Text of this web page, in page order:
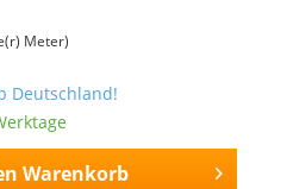
Meter)
Deutschland!
Warenkorb